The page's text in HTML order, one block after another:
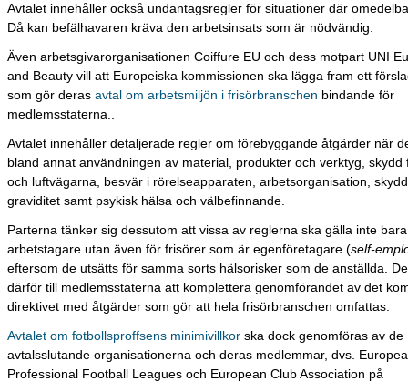
Avtalet innehåller också undantagsregler för situationer där
Då kan befälhavaren kräva den arbetsinsats som är nödvändig.
Även arbetsgivarorganisationen Coiffure EU och dess motpart UNI
and Beauty vill att Europeiska kommissionen ska lägga fram ett
som gör deras avtal om arbetsmiljön i frisörbranschen bindande för
medlemsstaterna..
Avtalet innehåller detaljerade regler om förebyggande åtgärder när
bland annat användningen av material, produkter och verktyg, skydd
och luftvägarna, besvär i rörelseapparaten, arbetsorganisation,
graviditet samt psykisk hälsa och välbefinnande.
Parterna tänker sig dessutom att vissa av reglerna ska gälla inte
arbetstagare utan även för frisörer som är egenföretagare (self-
eftersom de utsätts för samma sorts hälsorisker som de anställda.
därför till medlemsstaterna att komplettera genomförandet av det
direktivet med åtgärder som gör att hela frisörbranschen omfattas.
Avtalet om fotbollsproffsens minimivillkor ska dock genomföras av de
avtalsslutande organisationerna och deras medlemmar, dvs.
Professional Football Leagues och European Club Association på